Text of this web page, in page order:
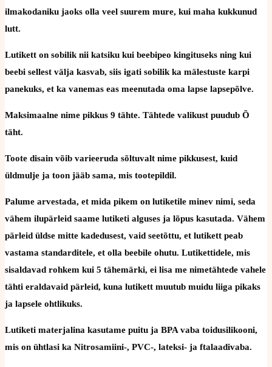
ilmakodaniku jaoks olla veel suurem mure, kui maha kukkunud
lutt.
Lutikett on sobilik nii katsiku kui beebipeo kingituseks ning kui
beebi sellest välja kasvab, siis igati sobilik ka mälestuste karpi
panekuks, et ka vanemas eas meenutada oma lapse lapsepõlve.
Maksimaalne nime pikkus 9 tähte. Tähtede valikust puudub Õ
täht.
Toote disain võib varieeruda sõltuvalt nime pikkusest, kuid
üldmulje ja toon jääb sama, mis tootepildil.
Palume arvestada, et mida pikem on lutiketile minev nimi, seda
vähem ilupärleid saame lutiketi alguses ja lõpus kasutada. Vähem
pärleid üldse mitte kadedusest, vaid seetõttu, et lutikett peab
vastama standarditele, et olla beebile ohutu. Lutikettidele, mis
sisaldavad rohkem kui 5 tähemärki, ei lisa me nimetähtede vahele
tähti eraldavaid pärleid, kuna lutikett muutub muidu liiga pikaks
ja lapsele ohtlikuks.
Lutiketi materjalina kasutame puitu ja BPA vaba toidusilikooni,
mis on ühtlasi ka Nitrosamiini-, PVC-, lateksi- ja ftalaadivaba.